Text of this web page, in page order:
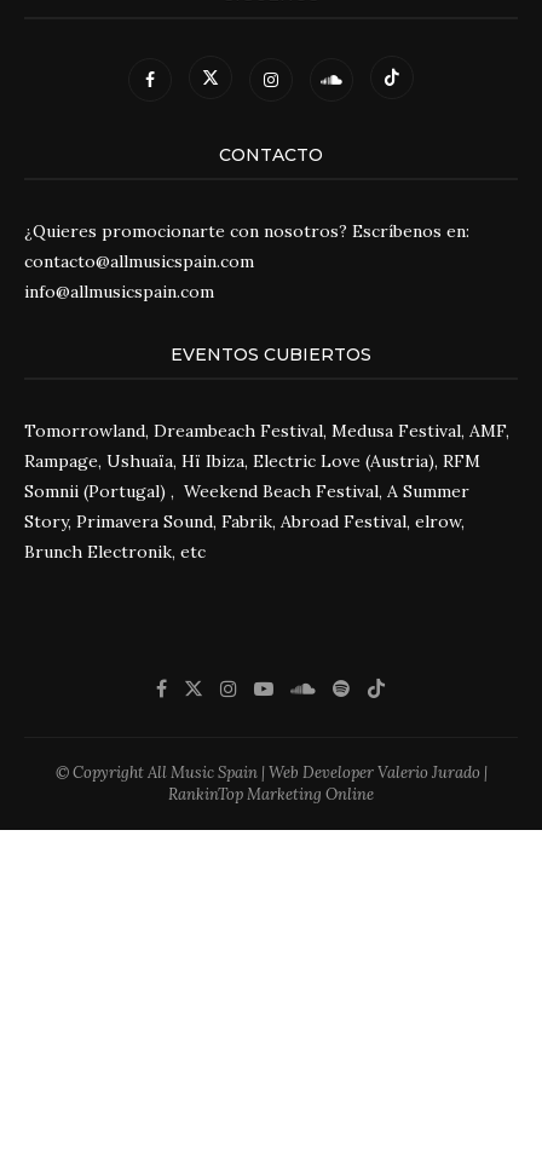
CONTACTO
¿Quieres promocionarte con nosotros? Escríbenos en:
contacto@allmusicspain.com
info@allmusicspain.com
EVENTOS CUBIERTOS
Tomorrowland, Dreambeach Festival, Medusa Festival, AMF,
Rampage, Ushuaïa, Hï Ibiza, Electric Love (Austria), RFM
Somnii (Portugal) , Weekend Beach Festival, A Summer
Story, Primavera Sound, Fabrik, Abroad Festival, elrow,
Brunch Electronik, etc
© Copyright All Music Spain | Web Developer Valerio Jurado |
RankinTop Marketing Online